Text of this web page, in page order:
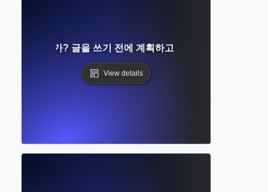
이란 무엇인가? 글을 쓰기 전에 계획하고 준비하는 완벽한 가
View details